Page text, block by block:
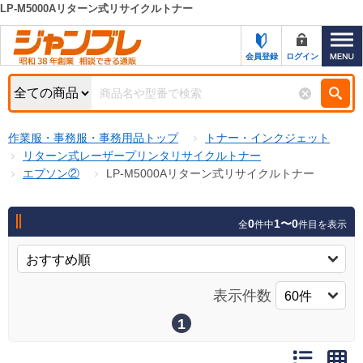
カテゴリー一覧
お知らせ
特集・キャンペーン一覧
初めての方へ
お問い合わせ
新規登録キャンペーン
キーワード検索
検索条件
商品カテゴリから選ぶ
商品ステータスで絞る
キャンペーン
LP-M5000Aリターン式リサイクルトナー
会員登録 ログイン
作業服・事務服・事務用品トップ
トナー・インクジェット
リターン式レーザープリンタリサイクルトナー
エプソン②
LP-M5000Aリターン式リサイクルトナー
全0件中1〜0件目を表示
表示件数
1